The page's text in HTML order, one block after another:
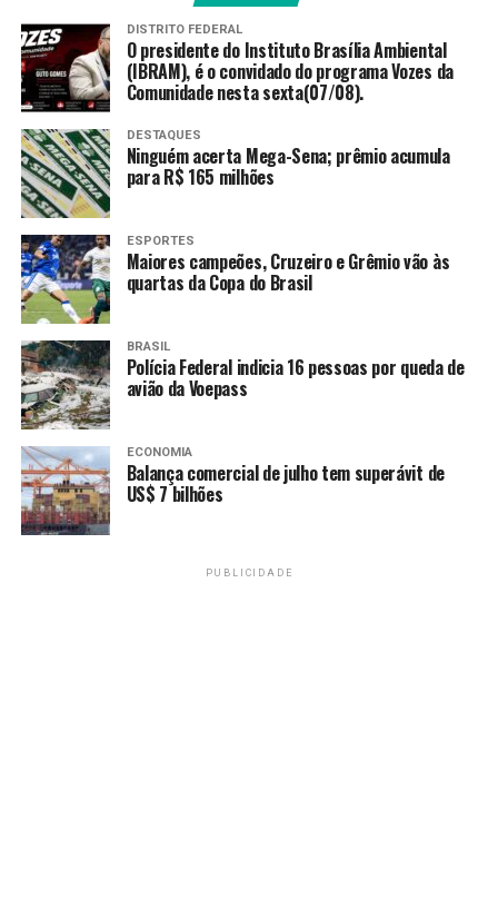
A carreta já passou por outras localidades do Distrito
Federal, como Arapoanga, Gama, São Sebastião,
Brazlândia e Riacho Fundo II, aproximando o serviço de
comunidades que aguardam há anos pela regularização.
Quem quiser mais informações pode entrar em contato
pelos telefones (61) 3214-1874 e (61) 3214-1858.
TAGS
PRÓXIMO
GDF lança novo portal para facilitar o acesso do cidadão
a informações públicas
RECENTES
Operações de trânsito no DF revelam alto índice de
infrações
Redação
DISTRITO FEDERAL
O presidente do Instituto Brasília Ambiental
(IBRAM), é o convidado do programa Vozes da
Comunidade nesta sexta(07/08).
DESTAQUES
Ninguém acerta Mega-Sena; prêmio acumula
para R$ 165 milhões
ESPORTES
Maiores campeões, Cruzeiro e Grêmio vão às
quartas da Copa do Brasil
BRASIL
Polícia Federal indicia 16 pessoas por queda de
avião da Voepass
ECONOMIA
Balança comercial de julho tem superávit de
US$ 7 bilhões
PUBLICIDADE